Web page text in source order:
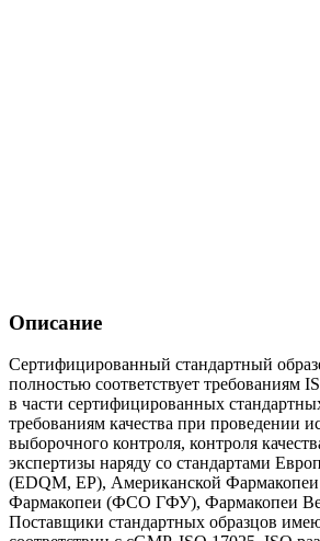
Описание
Сертифицированный стандартный
полностью соответствует требованиям
в части сертифицированных
требованиям качества при проведении
выборочного контроля, контроля
экспертизы наряду со стандартами
(EDQM, EP), Американской
Фармакопеи (ФСО ГФУ), Фармакопеи
Поставщики стандартных образцов